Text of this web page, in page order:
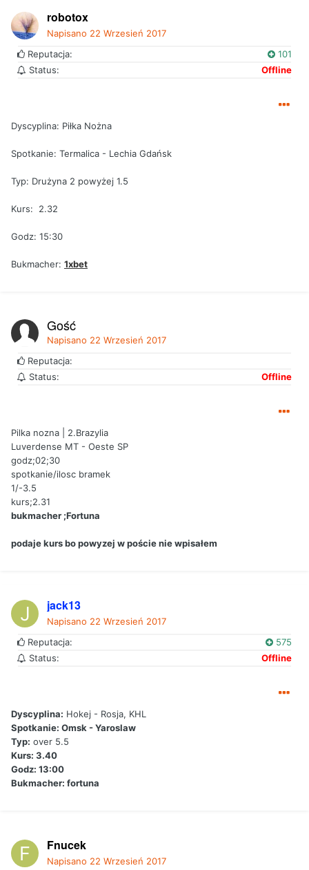
robotox
Napisano 22 Wrzesień 2017
Reputacja:
101
Status:
Offline
Dyscyplina: Piłka Nożna
Spotkanie: Termalica - Lechia Gdańsk
Typ: Drużyna 2 powyżej 1.5
Kurs: 2.32
Godz: 15:30
Bukmacher: 1xbet
Gość
Napisano 22 Wrzesień 2017
Reputacja:
Status:
Offline
Pilka nozna | 2.Brazylia
Luverdense MT - Oeste SP
godz;02;30
spotkanie/ilosc bramek
1/-3.5
kurs;2.31
bukmacher ;Fortuna
podaje kurs bo powyzej w poście nie wpisałem
jack13
Napisano 22 Wrzesień 2017
Reputacja:
575
Status:
Offline
Dyscyplina: Hokej - Rosja, KHL
Spotkanie: Omsk - Yaroslaw
Typ: over 5.5
Kurs: 3.40
Godz: 13:00
Bukmacher: fortuna
Fnucek
Napisano 22 Wrzesień 2017